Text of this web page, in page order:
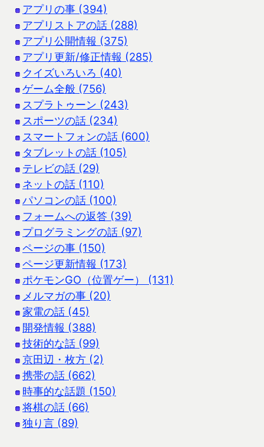
アプリの事 (394)
アプリストアの話 (288)
アプリ公開情報 (375)
アプリ更新/修正情報 (285)
クイズいろいろ (40)
ゲーム全般 (756)
スプラトゥーン (243)
スポーツの話 (234)
スマートフォンの話 (600)
タブレットの話 (105)
テレビの話 (29)
ネットの話 (110)
パソコンの話 (100)
フォームへの返答 (39)
プログラミングの話 (97)
ページの事 (150)
ページ更新情報 (173)
ポケモンGO（位置ゲー） (131)
メルマガの事 (20)
家電の話 (45)
開発情報 (388)
技術的な話 (99)
京田辺・枚方 (2)
携帯の話 (662)
時事的な話題 (150)
将棋の話 (66)
独り言 (89)